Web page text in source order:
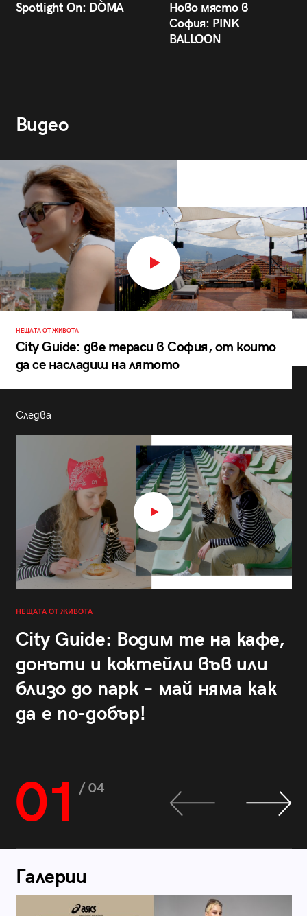
Spotlight On: DÒMA
Ново място в
София: PINK
BALLOON
Видео
НЕЩАТА ОТ ЖИВОТА
City Guide: две тераси в София, от които
да се насладиш на лятото
Следва
НЕЩАТА ОТ ЖИВОТА
City Guide: Водим те на кафе,
донъти и коктейли във или
близо до парк – май няма как
да е по-добър!
01 / 04
Галерии